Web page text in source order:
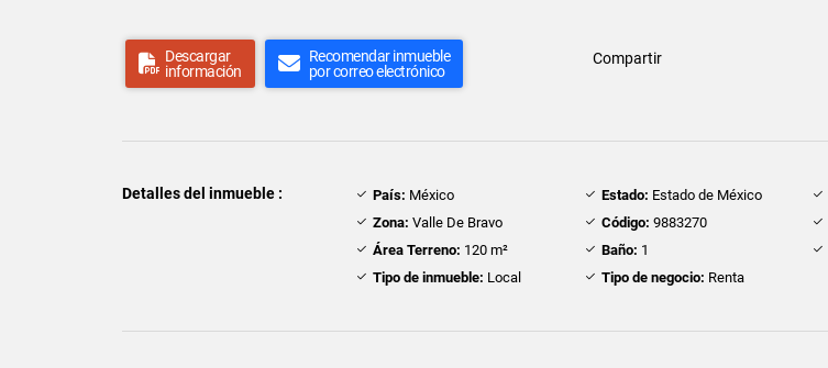
Descargar
información
Recomendar inmueble
por correo electrónico
Compartir
Detalles del inmueble : País: México Estado: Estado de México
Zona: Valle De Bravo Código: 9883270
Área Terreno: 120 m² Baño: 1
Tipo de inmueble: Local Tipo de negocio: Renta